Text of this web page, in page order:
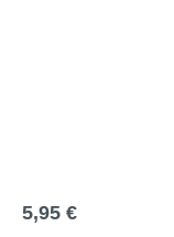
Regulärer Preis:
5,95 €